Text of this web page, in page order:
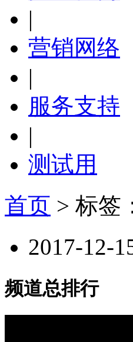
|
营销网络
|
服务支持
|
测试用
首页 > 标签
2017-12-
频道总排行